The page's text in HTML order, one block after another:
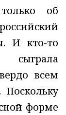
об
И кто-то
всем
Поскольку
форме